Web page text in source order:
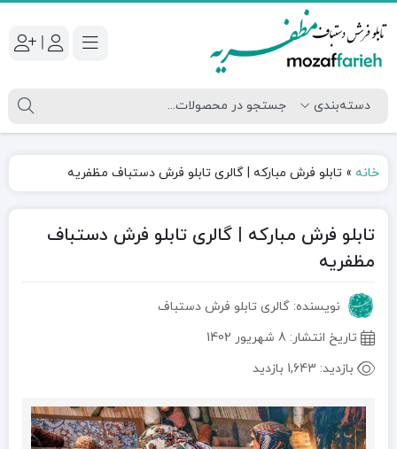
|
خانه » تابلو فرش مبارکه | گالری تابلو فرش دستباف مظفریه
تابلو فرش مبارکه | گالری تابلو فرش دستباف
مظفریه
نویسنده: گالری تابلو فرش دستباف
تاریخ انتشار: 8 شهریور 1402
بازدید: 1,643 بازدید